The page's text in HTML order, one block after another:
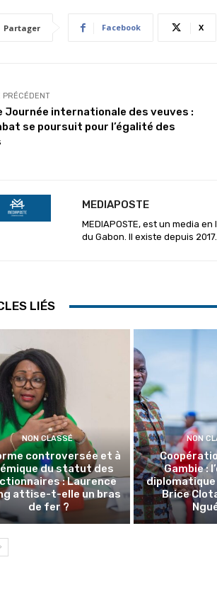
Partager Facebook X
PRÉCÉDENT
Journée internationale des veuves :
se poursuit pour l’égalité des
MEDIAPOSTE
MEDIAPOSTE, est un media
du Gabon. Il existe depuis 2017.
LIÉS
NON CLASSÉ
controversée et à
du statut des
: Laurence
attise-t-elle un bras
de fer ?
NON
Gambie :
Brice